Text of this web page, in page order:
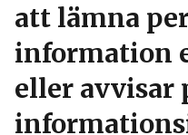
att lämna
information
eller avvisar